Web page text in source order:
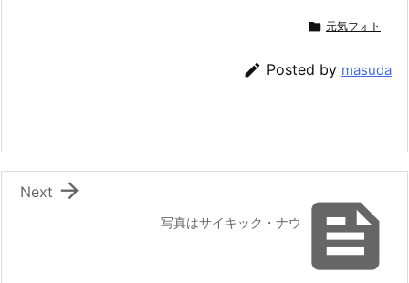
 元気フォト
 Posted by masuda

写真はサイキック・ナウ

Next